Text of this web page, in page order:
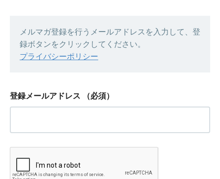
メルマガ登録を行うメールアドレスを入力して、登
録ボタンをクリックしてください。
プライバシーポリシー
登録メールアドレス （必須）